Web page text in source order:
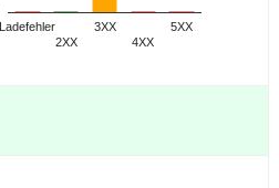
Ladefehler
2XX
3XX
4XX
5XX